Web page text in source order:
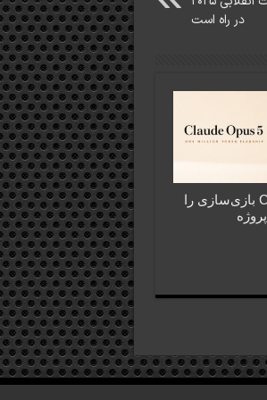
در راه است
Claude Opus 5 بازی‌سازی را
متحول کرد؛ ۵ پروژه